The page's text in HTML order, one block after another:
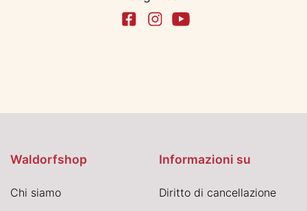
Waldorfshop
Chi siamo
Informazioni su
Diritto di cancellazione